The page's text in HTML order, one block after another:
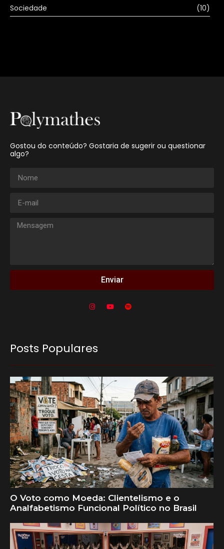
Sociedade
(10)
Gostou do conteúdo? Gostaria de sugerir ou questionar
algo?
Enviar
Posts Populares
O Voto como Moeda: Clientelismo e o
Analfabetismo Funcional Político no Brasil